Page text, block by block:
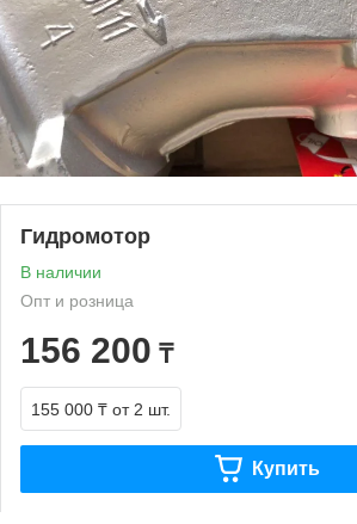
Гидромотор
В наличии
Опт и розница
156 200 ₸
155 000 ₸ от 2 шт.
Купить